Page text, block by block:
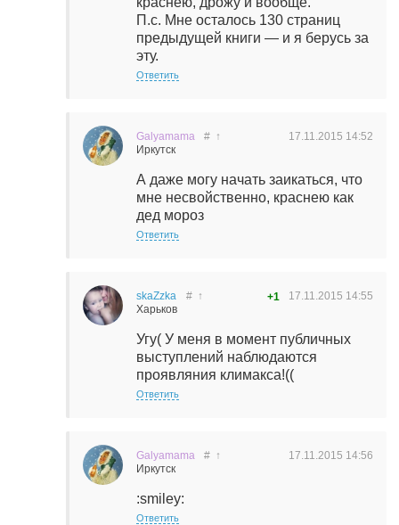
П.с. Мне осталось 130 страниц
предыдущей книги — и я берусь за
эту.
Ответить
Galyamama
Иркутск
17.11.2015 14:52
# ↑
А даже могу начать заикаться, что
мне несвойственно, краснею как
дед мороз
Ответить
skaZzka
Харьков
17.11.2015 14:55
# ↑ +1
Угу( У меня в момент публичных
выступлений наблюдаются
проявляния климакса!((
Ответить
Galyamama
Иркутск
17.11.2015 14:56
# ↑
:smiley:
Ответить